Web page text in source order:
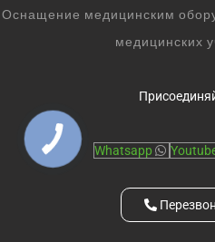
Оснащение медицинским
медицинских
Whatsapp